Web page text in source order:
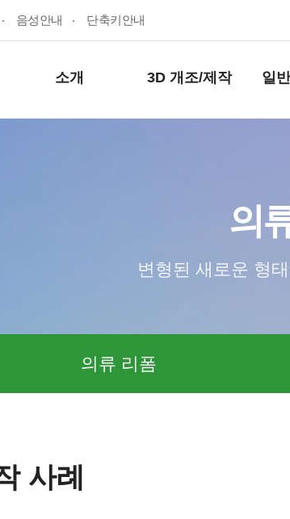
음성안내 단축키안내
소개 3D 개조/제작 일
의
변형된 새로운 형
의류 리폼
사례